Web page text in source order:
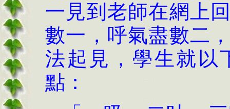
一見到老師在網上
數一，呼氣盡數二
法起見，學生就以
點：